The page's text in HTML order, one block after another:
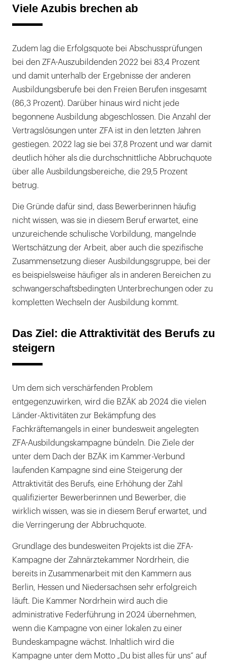
Viele Azubis brechen ab
Zudem lag die Erfolgsquote bei Abschussprüfungen
bei den ZFA-Auszubildenden 2022 bei 83,4 Prozent
und damit unterhalb der Ergebnisse der anderen
Ausbildungsberufe bei den Freien Berufen insgesamt
(86,3 Prozent). Darüber hinaus wird nicht jede
begonnene Ausbildung abgeschlossen. Die Anzahl der
Vertragslösungen unter ZFA ist in den letzten Jahren
gestiegen. 2022 lag sie bei 37,8 Prozent und war damit
deutlich höher als die durchschnittliche Abbruchquote
über alle Ausbildungsbereiche, die 29,5 Prozent
betrug.
Die Gründe dafür sind, dass Bewerberinnen häufig
nicht wissen, was sie in diesem Beruf erwartet, eine
unzureichende schulische Vorbildung, mangelnde
Wertschätzung der Arbeit, aber auch die spezifische
Zusammensetzung dieser Ausbildungsgruppe, bei der
es beispielsweise häufiger als in anderen Bereichen zu
schwangerschaftsbedingten Unterbrechungen oder zu
kompletten Wechseln der Ausbildung kommt.
Das Ziel: die Attraktivität des Berufs zu
steigern
Um dem sich verschärfenden Problem
entgegenzuwirken, wird die BZÄK ab 2024 die vielen
Länder-Aktivitäten zur Bekämpfung des
Fachkräftemangels in einer bundesweit angelegten
ZFA-Ausbildungskampagne bündeln. Die Ziele der
unter dem Dach der BZÄK im Kammer-Verbund
laufenden Kampagne sind eine Steigerung der
Attraktivität des Berufs, eine Erhöhung der Zahl
qualifizierter Bewerberinnen und Bewerber, die
wirklich wissen, was sie in diesem Beruf erwartet, und
die Verringerung der Abbruchquote.
Grundlage des bundesweiten Projekts ist die ZFA-
Kampagne der Zahnärztekammer Nordrhein, die
bereits in Zusammenarbeit mit den Kammern aus
Berlin, Hessen und Niedersachsen sehr erfolgreich
läuft. Die Kammer Nordrhein wird auch die
administrative Federführung in 2024 übernehmen,
wenn die Kampagne von einer lokalen zu einer
Bundeskampagne wächst. Inhaltlich wird die
Kampagne unter dem Motto „Du bist alles für uns“ auf